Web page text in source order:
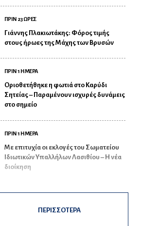
ΠΡΙΝ 23 ΩΡΕΣ
Γιάννης Πλακιωτάκης: Φόρος τιμής
στους ήρωες της Μάχης των Βρυσών
ΠΡΙΝ 1 ΗΜΕΡΑ
Οριοθετήθηκε η φωτιά στο Καρύδι
Σητείας – Παραμένουν ισχυρές δυνάμεις
στο σημείο
ΠΡΙΝ 1 ΗΜΕΡΑ
Με επιτυχία οι εκλογές του Σωματείου
Ιδιωτικών Υπαλλήλων Λασιθίου – Η νέα
διοίκηση
ΠΕΡΙΣΣΟΤΕΡΑ